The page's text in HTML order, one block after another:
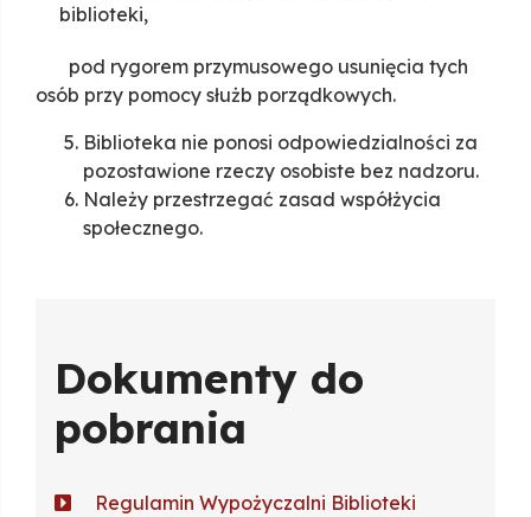
biblioteki,
pod rygorem przymusowego usunięcia tych
osób przy pomocy służb porządkowych.
Biblioteka nie ponosi odpowiedzialności za
pozostawione rzeczy osobiste bez nadzoru.
Należy przestrzegać zasad współżycia
społecznego.
Dokumenty do
pobrania
Regulamin Wypożyczalni Biblioteki